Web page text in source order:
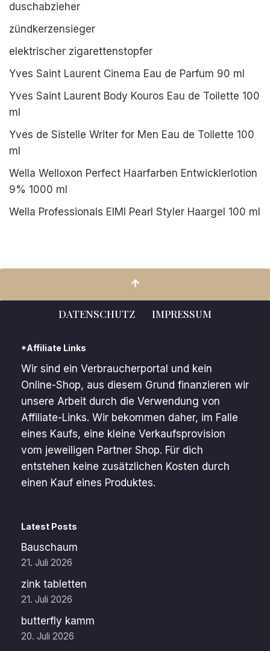
duschabzieher
zündkerzensieger
elektrischer zigarettenstopfer
Yves Saint Laurent Cinema Eau de Parfum 90 ml
Yves Saint Laurent Body Kouros Eau de Toilette 100
ml
Yves de Sistelle Writer for Men Eau de Toilette 100
ml
Wella Welloxon Perfect Haarfarben Entwicklerlotion
9% 1000 ml
Wella Professionals EIMI Pearl Styler Haargel 100 ml
DATENSCHUTZ IMPRESSUM
*Affiliate Links
Wir sind ein Verbraucherportal und kein
Online-Shop, aus diesem Grund finanzieren wir
unsere Arbeit durch die Verwendung von
Affiliate-Links. Wir bekommen daher, im Falle
eines Kaufs, eine kleine Verkaufsprovision
vom jeweiligen Partner Shop. Für dich
entstehen keine zusätzlichen Kosten durch
einen Kauf eines Produktes.
Latest Posts
Bauschaum
21. Juli 2026
zink tabletten
21. Juli 2026
butterfly kamm
20. Juli 2026